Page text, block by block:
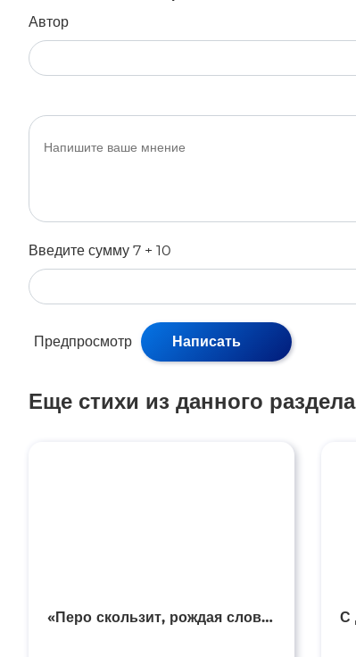
Автор
Введите сумму 7 + 10
Еще стихи из данного раздела
«Перо скользит, рождая слово…»